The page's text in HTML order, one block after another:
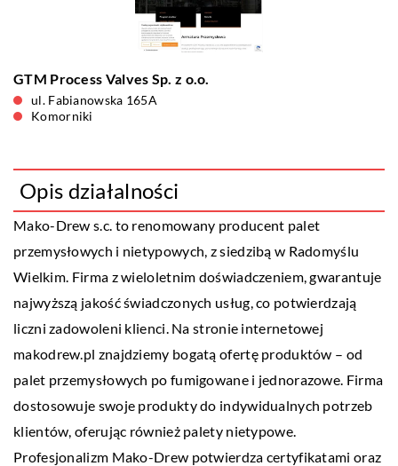
GTM Process Valves Sp. z o.o.
ul. Fabianowska 165A
Komorniki
Opis działalności
Mako-Drew s.c. to renomowany producent palet
przemysłowych i nietypowych, z siedzibą w Radomyślu
Wielkim. Firma z wieloletnim doświadczeniem, gwarantuje
najwyższą jakość świadczonych usług, co potwierdzają
liczni zadowoleni klienci. Na stronie internetowej
makodrew.pl znajdziemy bogatą ofertę produktów – od
palet przemysłowych po fumigowane i jednorazowe. Firma
dostosowuje swoje produkty do indywidualnych potrzeb
klientów, oferując również palety nietypowe.
Profesjonalizm Mako-Drew potwierdza certyfikatami oraz